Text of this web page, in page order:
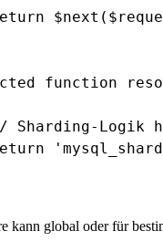
function
Sharding-Logik
kann global oder für